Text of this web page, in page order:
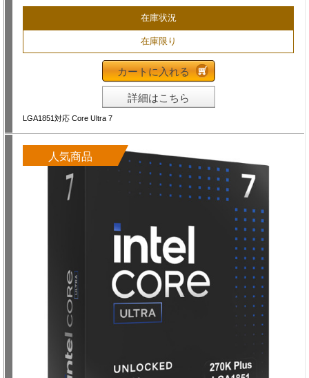
在庫状況
在庫限り
カートに入れる
詳細はこちら
LGA1851対応 Core Ultra 7
人気商品